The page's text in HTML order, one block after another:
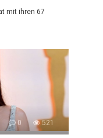
mit ihren 67
0 521